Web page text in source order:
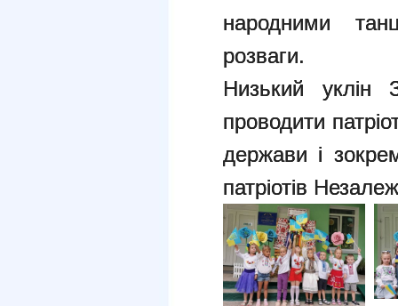
народними
розваги.
Низький
проводити
держави і
патріотів